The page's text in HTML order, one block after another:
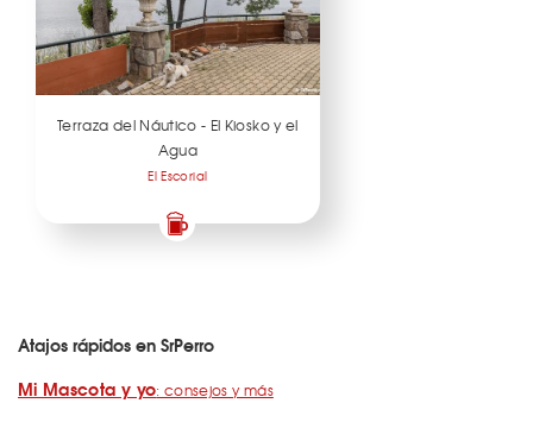
Terraza del Náutico - El Kiosko y el
Agua
El Escorial
Atajos rápidos en SrPerro
Mi Mascota y yo: consejos y más